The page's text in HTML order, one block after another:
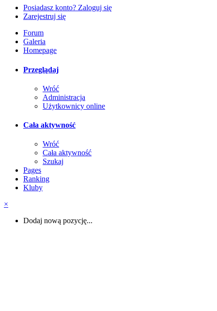
Posiadasz konto? Zaloguj się
Zarejestruj się
Forum
Galeria
Homepage
Przeglądaj
Wróć
Administracja
Użytkownicy online
Cała aktywność
Wróć
Cała aktywność
Szukaj
Pages
Ranking
Kluby
×
Dodaj nową pozycję...